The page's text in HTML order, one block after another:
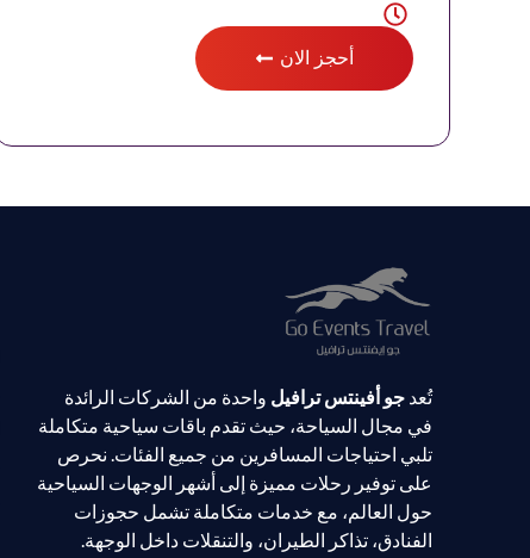
أحجز الان
تُعدجو أفينتس ترافيل واحدة من الشركات الرائدة
في مجال السياحة، حيث تقدم باقات سياحية متكاملة
تلبي احتياجات المسافرين من جميع الفئات. نحرص
على توفير رحلات مميزة إلى أشهر الوجهات السياحية
حول العالم، مع خدمات متكاملة تشمل حجوزات
الفنادق، تذاكر الطيران، والتنقلات داخل الوجهة.